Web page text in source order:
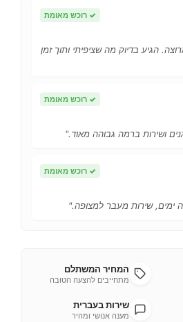
✓ רוכש מאומת
הגיע בדיוק מה שציפיתי ותוך זמן
✓ רוכש מאומת
ושירות ברמה גבוהה מאוד."
✓ רוכש מאומת
ימים, שירות מעבר למצופה."
המחיר המשתלם
מתחייבים להצעה הטובה
שירות בעברית
מענה אנושי ומהיר